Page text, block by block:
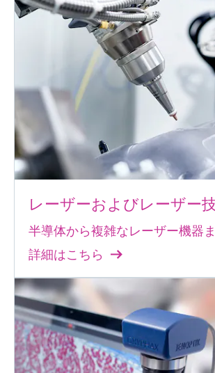
レーザーおよびレーザー
半導体から複雑なレーザー機器
詳細はこちら